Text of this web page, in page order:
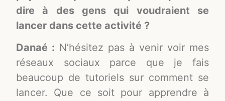
dire à des gens qui voudraient se
lancer dans cette activité ?
Danaé : N’hésitez pas à venir voir mes
réseaux sociaux parce que je fais
beaucoup de tutoriels sur comment se
lancer. Que ce soit pour apprendre à